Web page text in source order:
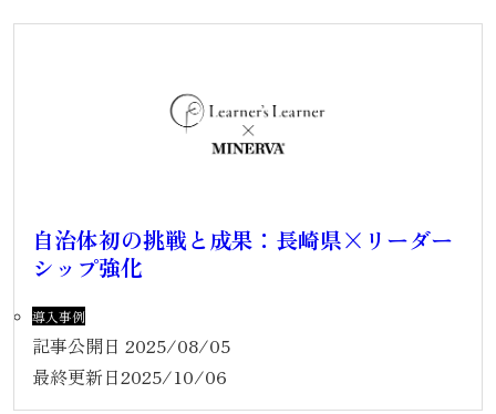
自治体初の挑戦と成果：長崎県×リーダー
シップ強化
導入事例
記事公開日 2025/08/05
最終更新日2025/10/06